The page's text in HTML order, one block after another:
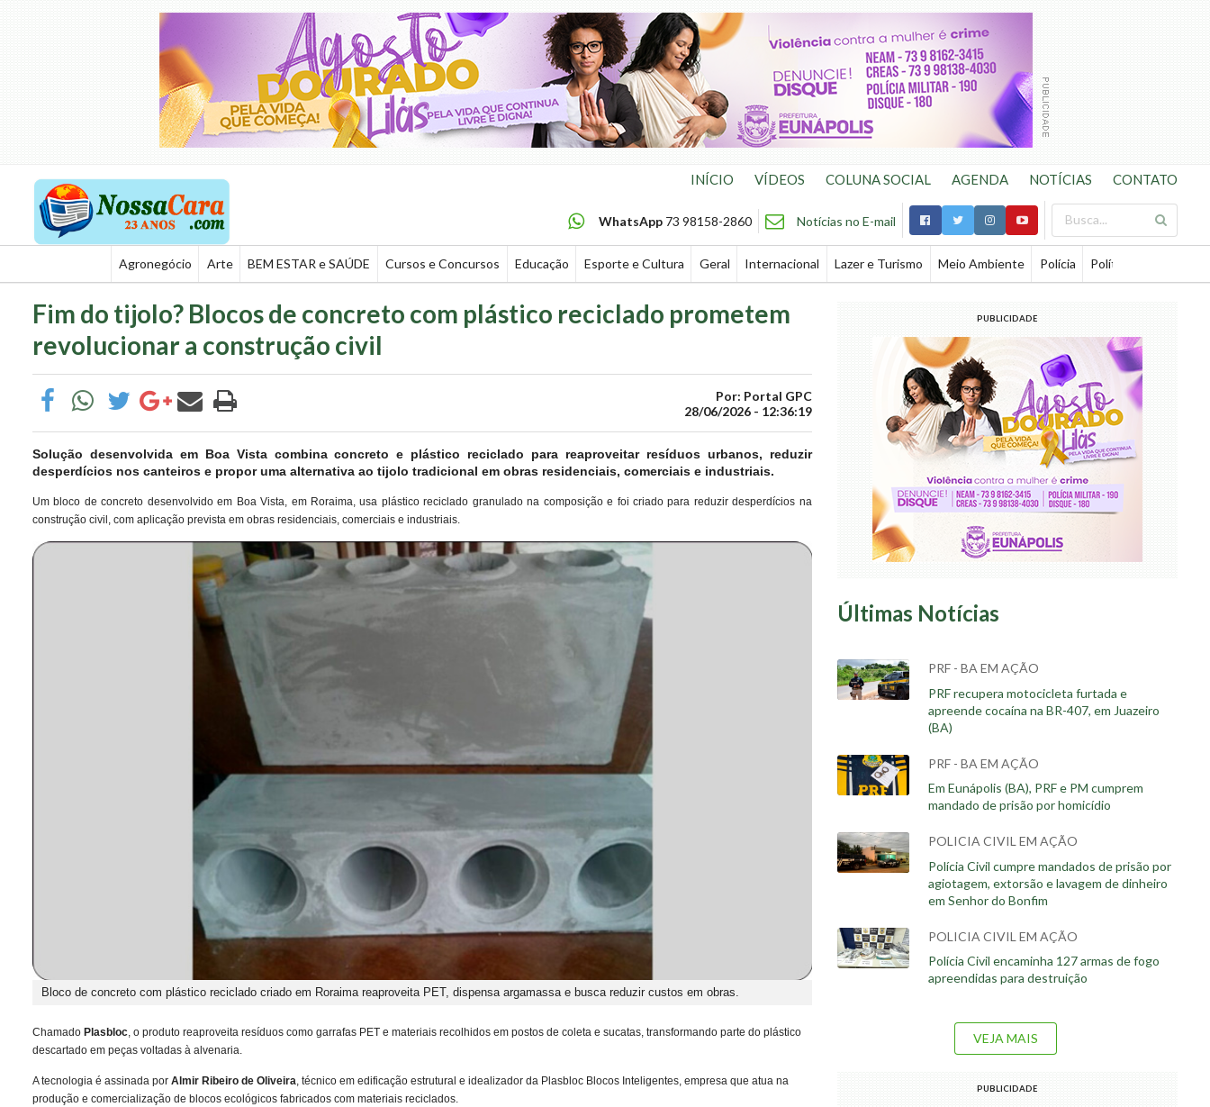
INÍCIO VÍDEOS COLUNA SOCIAL AGENDA NOTÍCIAS CONTATO
WhatsApp 73 98158-2860 Notícias no E-mail
Agronegócio Arte BEM ESTAR e SAÚDE Cursos e Concursos Educação Esporte e Cultura Geral Internacional Lazer e Turismo Meio Ambiente Polícia Política
Fim do tijolo? Blocos de concreto com plástico reciclado prometem
revolucionar a construção civil
Por: Portal GPC
28/06/2026 - 12:36:19
Solução desenvolvida em Boa Vista combina concreto e plástico reciclado para reaproveitar resíduos urbanos, reduzir
desperdícios nos canteiros e propor uma alternativa ao tijolo tradicional em obras residenciais, comerciais e industriais.
Um bloco de concreto desenvolvido em Boa Vista, em Roraima, usa plástico reciclado granulado na composição e foi criado para reduzir desperdícios na
construção civil, com aplicação prevista em obras residenciais, comerciais e industriais.
Bloco de concreto com plástico reciclado criado em Roraima reaproveita PET, dispensa argamassa e busca reduzir custos em obras.
Chamado Plasbloc, o produto reaproveita resíduos como garrafas PET e materiais recolhidos em postos de coleta e sucatas, transformando parte do plástico
descartado em peças voltadas à alvenaria.
A tecnologia é assinada por Almir Ribeiro de Oliveira, técnico em edificação estrutural e idealizador da Plasbloc Blocos Inteligentes, empresa que atua na
produção e comercialização de blocos ecológicos fabricados com materiais reciclados.
PUBLICIDADE
Últimas Notícias
PRF - BA EM AÇÃO
PRF recupera motocicleta furtada e
apreende cocaína na BR-407, em Juazeiro
(BA)
PRF - BA EM AÇÃO
Em Eunápolis (BA), PRF e PM cumprem
mandado de prisão por homicídio
POLICIA CIVIL EM AÇÃO
Polícia Civil cumpre mandados de prisão por
agiotagem, extorsão e lavagem de dinheiro
em Senhor do Bonfim
POLICIA CIVIL EM AÇÃO
Polícia Civil encaminha 127 armas de fogo
apreendidas para destruição
VEJA MAIS
PUBLICIDADE